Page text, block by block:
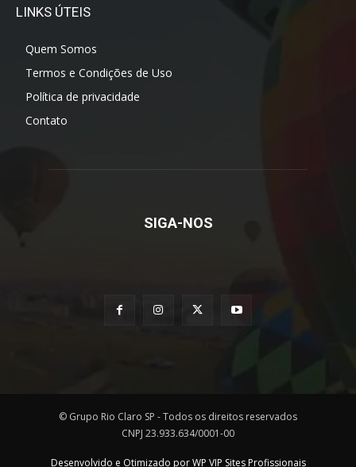
LINKS ÚTEIS
Quem Somos
Termos e Condições de Uso
Política de privacidade
Contato
SIGA-NOS
© Grupo Rio Claro SP - Todos os direitos reservados
CNPJ 23.933.634/0001-00
Desenvolvido e Otimizado por WP VIP Sites Profissionais